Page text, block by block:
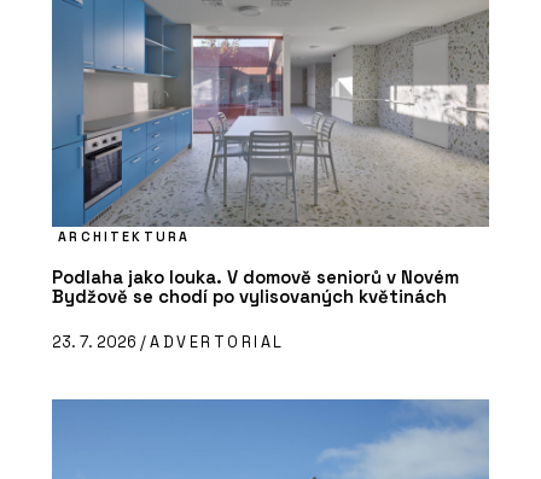
ARCHITEKTURA
Podlaha jako louka. V domově seniorů v Novém
Bydžově se chodí po vylisovaných květinách
23. 7. 2026 /ADVERTORIAL